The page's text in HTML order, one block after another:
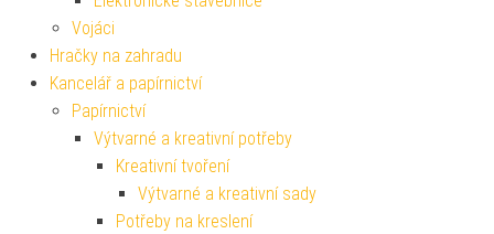
Vojáci
Hračky na zahradu
Kancelář a papírnictví
Papírnictví
Výtvarné a kreativní potřeby
Kreativní tvoření
Výtvarné a kreativní sady
Potřeby na kreslení